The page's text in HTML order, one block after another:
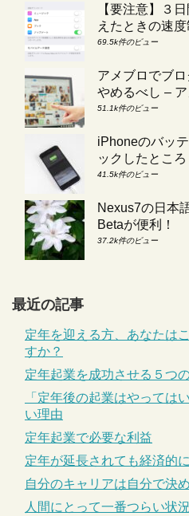
【要注意】３
えたときの速
69.5k件のビュー
アメブロでブ
やめるべし –
51.1k件のビュー
iPhoneのバッ
ックしたところ
41.5k件のビュー
Nexus7の日本
Betaが便利！
37.2k件のビュー
最近の記事
定年を迎える方、あなたは
すか？
定年起業を成功させる５つ
「定年後の起業はやっては
い理由
定年起業で必要な利益
定年が延長されても経済的
自分のキャリアは自分で決
人間にとって一番つらい状況